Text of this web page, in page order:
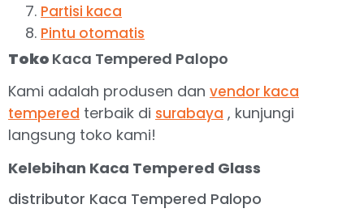
Partisi kaca
Pintu otomatis
Toko Kaca Tempered Palopo
Kami adalah produsen dan vendor kaca
tempered terbaik di surabaya , kunjungi
langsung toko kami!
Kelebihan Kaca Tempered Glass
distributor Kaca Tempered Palopo